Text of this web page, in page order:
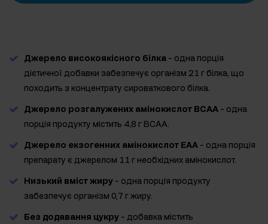
Джерело високоякісного білка - одна порція
дієтичної добавки забезпечує організм 21 г білка, що
походить з концентрату сироваткового білка.
Джерело розгалужених амінокислот BCAA - одна
порція продукту містить 4,8 г BCAA.
Джерело екзогенних амінокислот EAA - одна порція
препарату є джерелом 11 г необхідних амінокислот.
Низький вміст жиру - одна порція продукту
забезпечує організм 0,7 г жиру.
Без додавання цукру - добавка містить